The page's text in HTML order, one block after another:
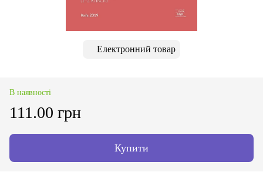
Електронний товар
В наявності
111.00 грн
Купити